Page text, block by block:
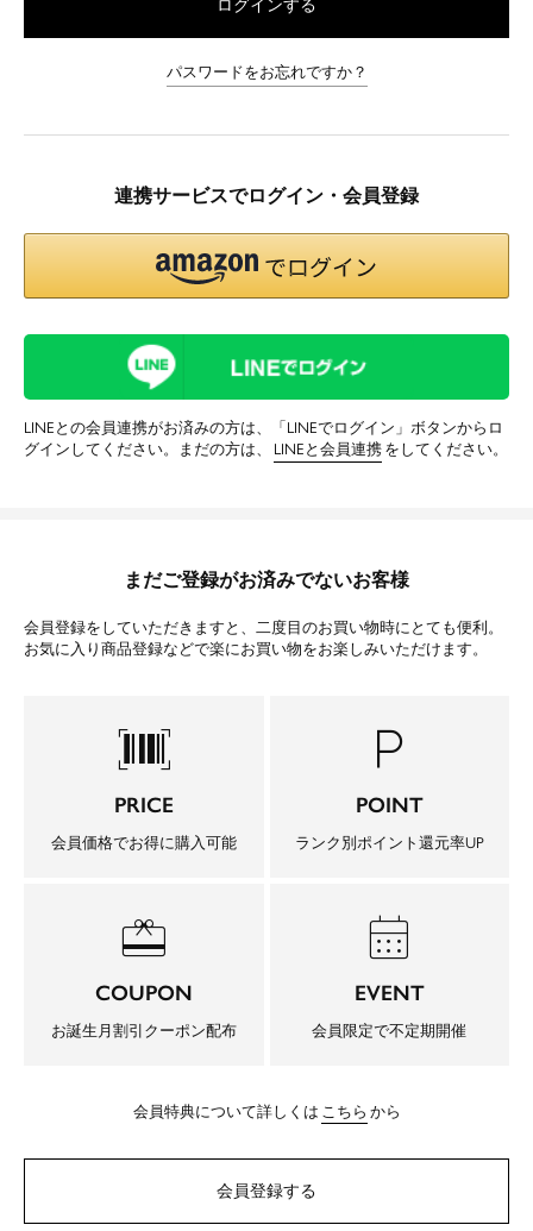
ログインする
パスワードをお忘れですか？
連携サービスでログイン・会員登録
LINEとの会員連携がお済みの方は、「LINEでログイン」ボタンからロ
グインしてください。まだの方は、
LINEと会員連携 をしてください。
まだご登録がお済みでないお客様
会員登録をしていただきますと、二度目のお買い物時にとても便利。
お気に入り商品登録などで楽にお買い物をお楽しみいただけます。
barcode_scanner
PRICE
会員価格でお得に購入可能
local_parking
POINT
ランク別ポイント還元率UP
redeem
COUPON
お誕生月割引クーポン配布
calendar_month
EVENT
会員限定で不定期開催
会員特典について詳しくは こちら から
会員登録する